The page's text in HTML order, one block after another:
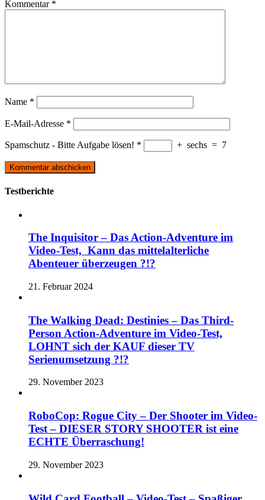
Kommentar *
Name *
E-Mail-Adresse *
Spamschutz - Bitte Aufgabe lösen! * + sechs = 7
Testberichte
The Inquisitor – Das Action-Adventure im
Video-Test, Kann das mittelalterliche
Abenteuer überzeugen ?!?
21. Februar 2024
The Walking Dead: Destinies – Das Third-
Person Action-Adventure im Video-Test,
LOHNT sich der KAUF dieser TV
Serienumsetzung ?!?
29. November 2023
RoboCop: Rogue City – Der Shooter im Video-
Test – DIESER STORY SHOOTER ist eine
ECHTE Überraschung!
29. November 2023